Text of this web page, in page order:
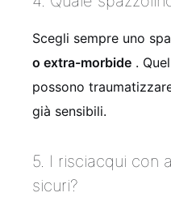
Scegli sempre uno
o extra-morbide .
possono
già sensibili.
5. I risciacqui con
sicuri?